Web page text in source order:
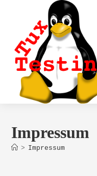
springen
Impressum
> Impressum